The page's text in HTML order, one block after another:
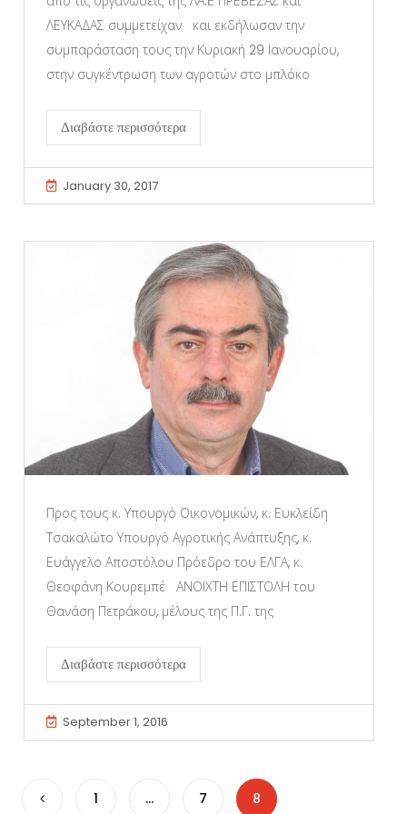
ΛΕΥΚΑΔΑΣ συμμετείχαν και εκδήλωσαν την
συμπαράσταση τους την Κυριακή 29 Ιανουαρίου,
στην συγκέντρωση των αγροτών στο μπλόκο
Διαβάστε περισσότερα
January 30, 2017
Προς τους κ. Υπουργό Οικονομικών, κ. Ευκλείδη
Τσακαλώτο Υπουργό Αγροτικής Ανάπτυξης, κ.
Ευάγγελο Αποστόλου Πρόεδρο του ΕΛΓΑ, κ.
Θεοφάνη Κουρεμπέ ΑΝΟΙΧΤΗ ΕΠΙΣΤΟΛΗ του
Θανάση Πετράκου, μέλους της Π.Γ. της
Διαβάστε περισσότερα
September 1, 2016
1 … 7 8